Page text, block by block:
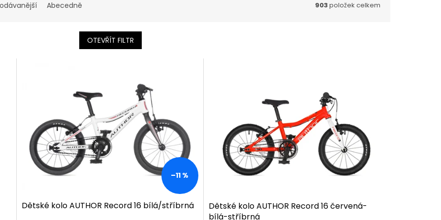
Abecedně 903položek celkem
OTEVŘÍT FILTR
–11 %
Dětské kolo AUTHOR Record 16 bílá/stříbrná
Dětské kolo AUTHOR Record 16 červená-
bílá-stříbrná